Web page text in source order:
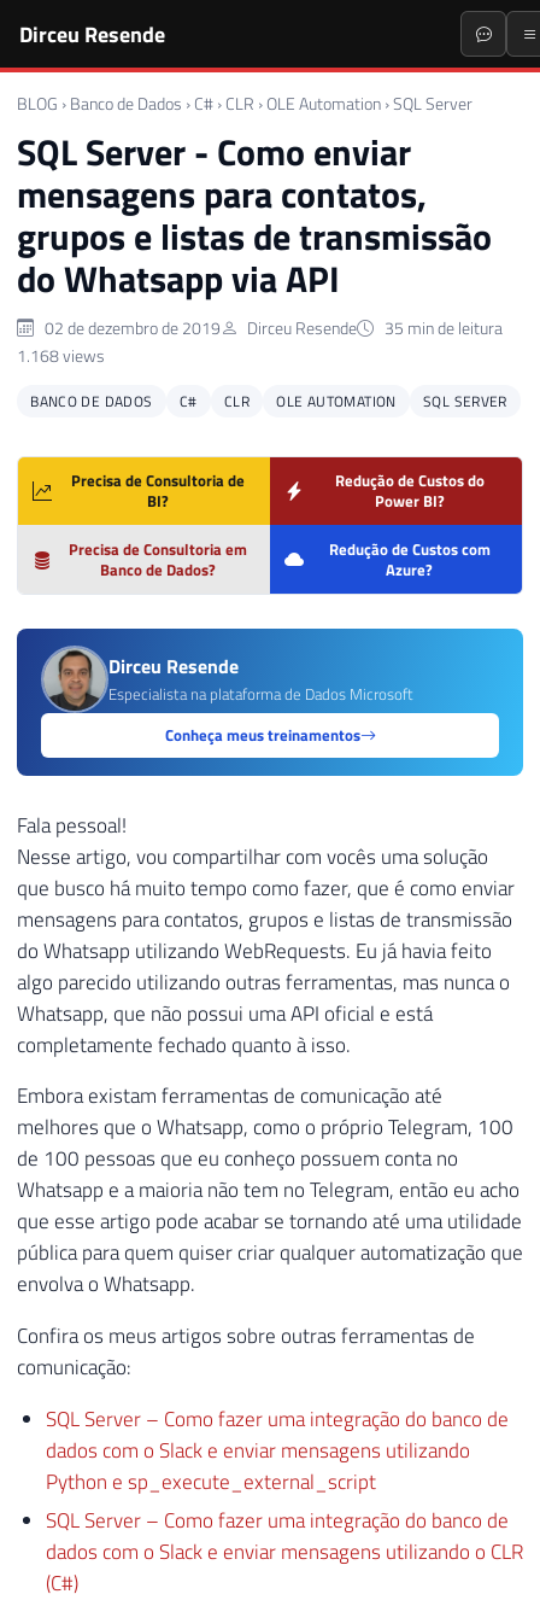
Dirceu Resende
BLOG › Banco de Dados › C# › CLR › OLE Automation ›SQL Server
SQL Server - Como enviar
mensagens para contatos,
grupos e listas de transmissão
do Whatsapp via API
02 de dezembro de 2019 Dirceu Resende
35 min de leitura
1.168 views
BANCO DE DADOS C# CLR OLE AUTOMATION SQL SERVER
Precisa de Consultoria de
BI?
Redução de Custos do
Power BI?
Precisa de Consultoria em
Banco de Dados?
Redução de Custos com
Azure?
Dirceu Resende
Especialista na plataforma de Dados Microsoft
Conheça meus treinamentos
Fala pessoal!
Nesse artigo, vou compartilhar com vocês uma solução
que busco há muito tempo como fazer, que é como enviar
mensagens para contatos, grupos e listas de transmissão
do Whatsapp utilizando WebRequests. Eu já havia feito
algo parecido utilizando outras ferramentas, mas nunca o
Whatsapp, que não possui uma API oficial e está
completamente fechado quanto à isso.
Embora existam ferramentas de comunicação até
melhores que o Whatsapp, como o próprio Telegram, 100
de 100 pessoas que eu conheço possuem conta no
Whatsapp e a maioria não tem no Telegram, então eu acho
que esse artigo pode acabar se tornando até uma utilidade
pública para quem quiser criar qualquer automatização que
envolva o Whatsapp.
Confira os meus artigos sobre outras ferramentas de
comunicação:
SQL Server – Como fazer uma integração do banco de
dados com o Slack e enviar mensagens utilizando
Python e sp_execute_external_script
SQL Server – Como fazer uma integração do banco de
dados com o Slack e enviar mensagens utilizando o CLR
(C#)